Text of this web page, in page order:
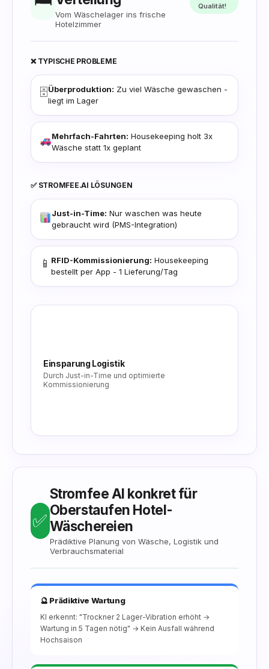
Vom Wäschelager ins frische
Hotelzimmer
Qualität!
❌ TYPISCHE PROBLEME
🗄️Überproduktion: Zu viel Wäsche gewaschen -
liegt im Lager
Mehrfach-Fahrten: Housekeeping holt 3x
Wäsche statt 1x geplant
✅ STROMFEE.AI LÖSUNGEN
Just-in-Time: Nur waschen was heute
gebraucht wird (PMS-Integration)
📱 RFID-Kommissionierung: Housekeeping
bestellt per App - 1 Lieferung/Tag
Einsparung Logistik
Durch Just-in-Time und optimierte
Kommissionierung
✅
Stromfee AI konkret für
Oberstaufen Hotel-
Wäschereien
Prädiktive Planung von Wäsche, Logistik und
Verbrauchsmaterial
🔮 Prädiktive Wartung
KI erkennt: "Trockner 2 Lager-Vibration erhöht →
Wartung in 5 Tagen nötig" → Kein Ausfall während
Hochsaison